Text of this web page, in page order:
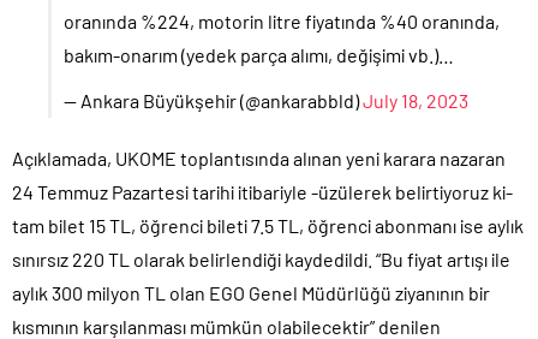
oranında %224, motorin litre fiyatında %40 oranında,
bakım-onarım (yedek parça alımı, değişimi vb.)…
— Ankara Büyükşehir (@ankarabbld)July 18, 2023
Açıklamada, UKOME toplantısında alınan yeni karara nazaran
24 Temmuz Pazartesi tarihi itibariyle -üzülerek belirtiyoruz ki-
tam bilet 15 TL, öğrenci bileti 7.5 TL, öğrenci abonmanı ise aylık
sınırsız 220 TL olarak belirlendiği kaydedildi. “Bu fiyat artışı ile
aylık 300 milyon TL olan EGO Genel Müdürlüğü ziyanının bir
kısmının karşılanması mümkün olabilecektir” denilen